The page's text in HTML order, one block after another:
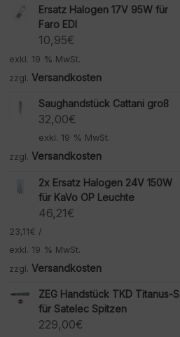
Ersatz Halogen 17V 95W für
Faro EDI
10,95€
exkl. 19 % MwSt.
zzgl. Versandkosten
Saughandstück Cattani groß
32,00€
exkl. 19 % MwSt.
zzgl. Versandkosten
2x Ersatz Halogen 24V 150W
für KaVo OP Leuchte
46,21€
23,11€ /
exkl. 19 % MwSt.
zzgl. Versandkosten
ZEG Handstück TKD Titanus-S
für Satelec Spitzen
229,00€